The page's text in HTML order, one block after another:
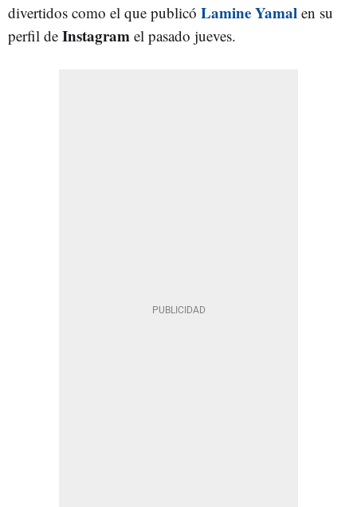
divertidos como el que publicó Lamine Yamal en su
perfil de Instagram el pasado jueves.